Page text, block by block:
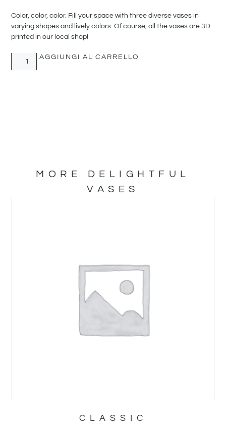
Color, color, color. Fill your space with three diverse vases in
varying shapes and lively colors. Of course, all the vases are 3D
printed in our local shop!
AGGIUNGI AL CARRELLO
MORE DELIGHTFUL
VASES
CLASSIC